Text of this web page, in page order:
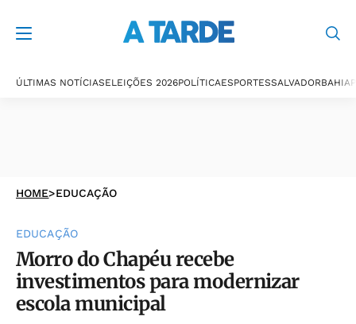
ÚLTIMAS NOTÍCIASELEIÇÕES 2026POLÍTICAESPORTESSALVADORBAHIA
HOME>EDUCAÇÃO
EDUCAÇÃO
Morro do Chapéu recebe
investimentos para modernizar
escola municipal